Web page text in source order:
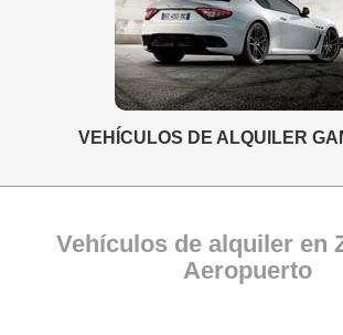
VEHÍCULOS DE ALQUILER
Vehículos de alquiler en
Aeropuerto